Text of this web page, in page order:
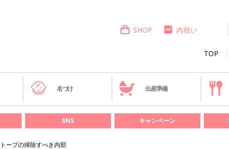
TOP
SHOP 内祝い
名づけ 出産準備
SNS キャンペーン
ーブの掃除すべき内部